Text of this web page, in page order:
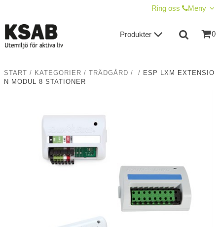
Ring oss Meny
0
Produkter
START / KATEGORIER / TRÄDGÅRD / / ESP LXM EXTENSIO
N MODUL 8 STATIONER
TILL KASSAN